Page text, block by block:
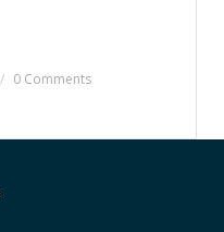
0 Comments